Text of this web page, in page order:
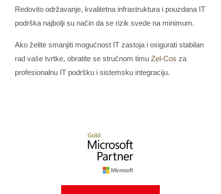
Redovito održavanje, kvalitetna infrastruktura i pouzdana IT
podrška najbolji su način da se rizik svede na minimum.
Ako želite smanjiti mogućnost IT zastoja i osigurati stabilan
rad vaše tvrtke, obratite se stručnom timu Zel-Cos za
profesionalnu IT podršku i sistemsku integraciju.